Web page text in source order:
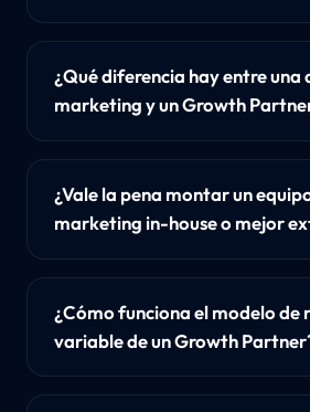
¿Qué diferencia hay entre una
marketing y un Growth
¿Vale la pena montar un
marketing in-house o mejor
¿Cómo funciona el modelo de
variable de un Growth